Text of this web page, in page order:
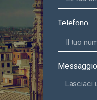
Telefono
Messaggio